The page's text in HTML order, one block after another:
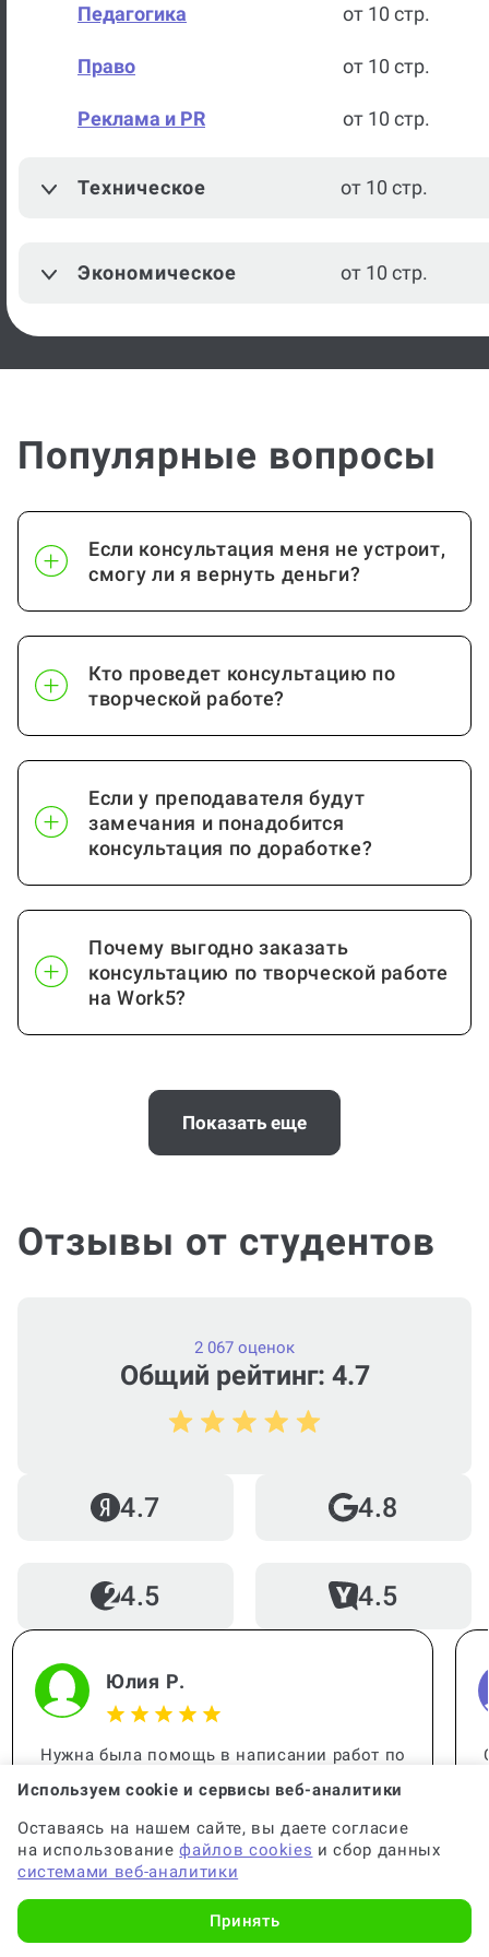
Педагогика от 10 стр.
Право от 10 стр.
Реклама и PR от 10 стр.
Техническое от 10 стр.
Экономическое от 10 стр.
Популярные вопросы
Если консультация меня не устроит,
смогу ли я вернуть деньги?
Кто проведет консультацию по
творческой работе?
Если у преподавателя будут
замечания и понадобится
консультация по доработке?
Почему выгодно заказать
консультацию по творческой работе
на Work5?
Когда и как нужно оплачивать
Показать еще
Отзывы от студентов
Общий рейтинг: 4.7
2 067 оценок
4.7 4.8
4.5 4.5
Юлия Р.
Нужна была помощь в написании работ по
качественно, все детали учтены. Спасибо
за помощь, вы меня выручили!
Используем cookie и сервисы веб-аналитики
Оставаясь на нашем сайте, вы даете согласие
на использованиефайлов cookies и сбор данных
системами веб-аналитики
Принять